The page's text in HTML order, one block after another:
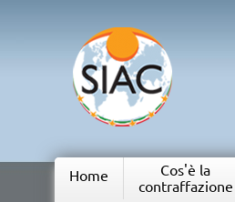
Home
Cos'è la
contraffazione